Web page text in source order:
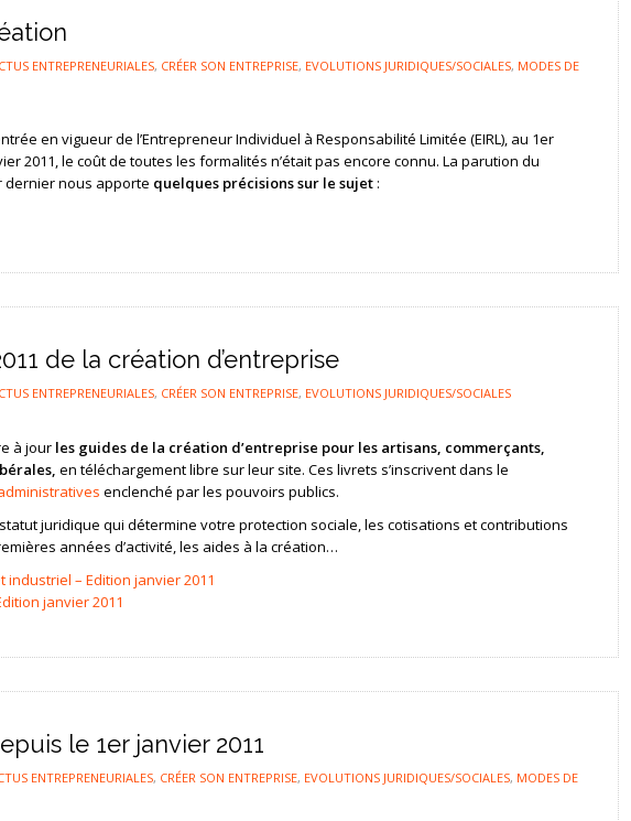
ENTREPRENEURIALES, CRÉER SON ENTREPRISE, EVOLUTIONS JURIDIQUES/SOCIALES, MODES DE
en vigueur de l’Entrepreneur Individuel à Responsabilité Limitée (EIRL), au 1er
2011, le coût de toutes les formalités n’était pas encore connu. La parution du
dernier nous apporte quelques précisions sur le sujet:
de la création d’entreprise
ENTREPRENEURIALES, CRÉER SON ENTREPRISE, EVOLUTIONS JURIDIQUES/SOCIALES
à jour les guides de la création d’entreprise pour les artisans, commerçants,
en téléchargement libre sur leur site. Ces livrets s’inscrivent dans le
enclenché par les pouvoirs publics.
juridique qui détermine votre protection sociale, les cotisations et contributions
années d’activité, les aides à la création…
– Edition janvier 2011
janvier 2011
le 1er janvier 2011
ENTREPRENEURIALES, CRÉER SON ENTREPRISE, EVOLUTIONS JURIDIQUES/SOCIALES, MODES DE